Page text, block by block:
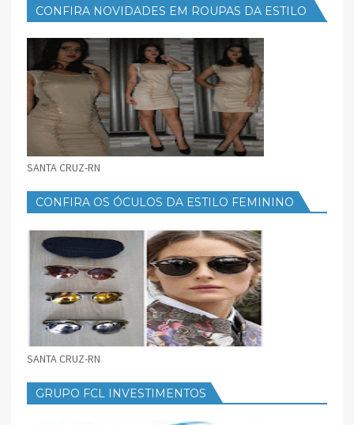
CONFIRA NOVIDADES EM ROUPAS DA ESTILO
SANTA CRUZ-RN
CONFIRA OS ÓCULOS DA ESTILO FEMININO
SANTA CRUZ-RN
GRUPO FCL INVESTIMENTOS